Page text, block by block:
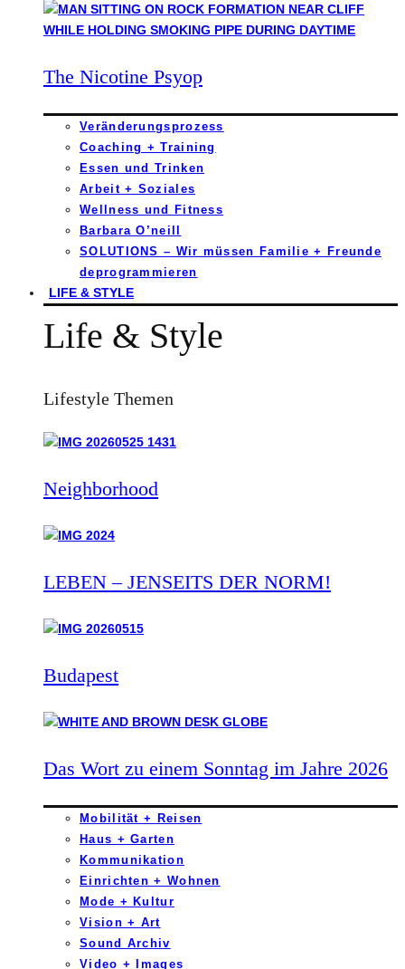
The Nicotine Psyop
Veränderungsprozess
Coaching + Training
Essen und Trinken
Arbeit + Soziales
Wellness und Fitness
Barbara O’neill
SOLUTIONS – Wir müssen Familie + Freunde
deprogrammieren
LIFE & STYLE
Life & Style
Lifestyle Themen
Neighborhood
LEBEN – JENSEITS DER NORM!
Budapest
Das Wort zu einem Sonntag im Jahre 2026
Mobilität + Reisen
Haus + Garten
Kommunikation
Einrichten + Wohnen
Mode + Kultur
Vision + Art
Sound Archiv
Video + Images